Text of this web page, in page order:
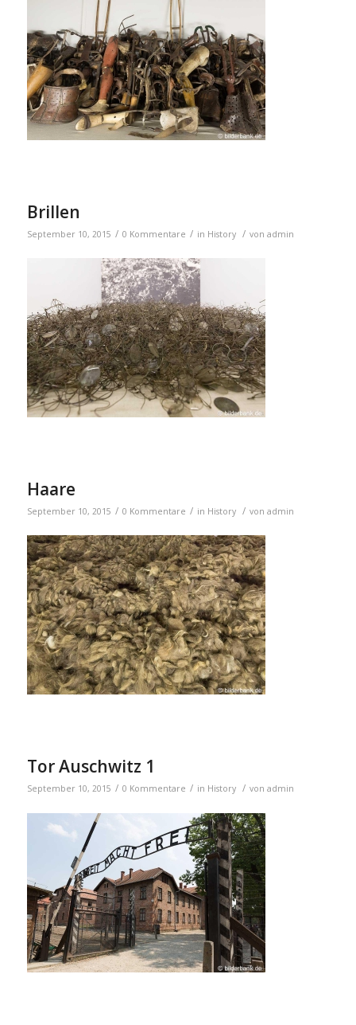
Brillen
September 10, 2015 / 0 Kommentare / in History / von admin
Haare
September 10, 2015 / 0 Kommentare / in History / von admin
Tor Auschwitz 1
September 10, 2015 / 0 Kommentare / in History / von admin